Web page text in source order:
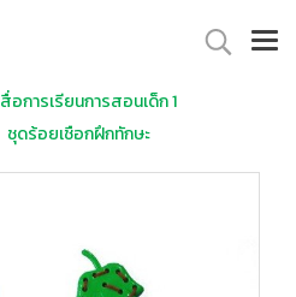
สื่อการเรียนการสอนเด็ก 1
ชุดร้อยเชือกฝึกทักษะ